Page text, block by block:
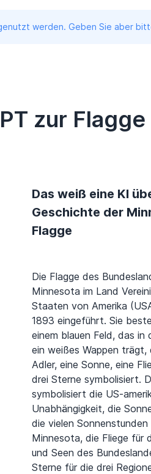
werden. Geben Sie aber
zur
Das weiß eine KI
Geschichte der
Flagge
Die Flagge des
Minnesota im Land
Staaten von Amerika
1893 eingeführt. Sie
einem blauen Feld, das in
ein weißes Wappen trägt,
Adler, eine Sonne, eine
drei Sterne symbolisiert.
symbolisiert die US-
Unabhängigkeit, die
die vielen Sonnenstunden
Minnesota, die Fliege für
und Seen des
Sterne für die drei